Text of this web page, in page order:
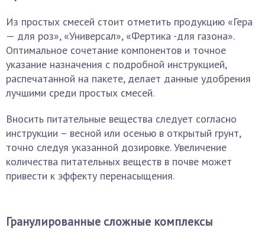
Из простых смесей стоит отметить продукцию «Гера
— для роз», «Универсал», «Фертика -для газона».
Оптимальное сочетание компонентов и точное
указание назначения с подробной инструкцией,
распечатанной на пакете, делает данные удобрения
лучшими среди простых смесей.
Вносить питательные вещества следует согласно
инструкции – весной или осенью в открытый грунт,
точно следуя указанной дозировке. Увеличение
количества питательных веществ в почве может
привести к эффекту перенасыщения.
Гранулированные сложные комплексы